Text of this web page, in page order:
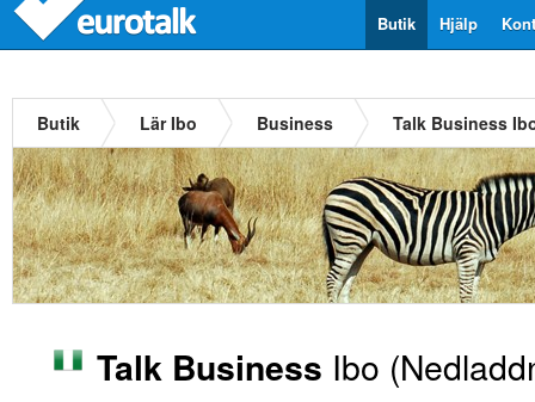
Hjälp
Butik
Butik Lär Ibo Business Talk Business
Talk Business Ibo